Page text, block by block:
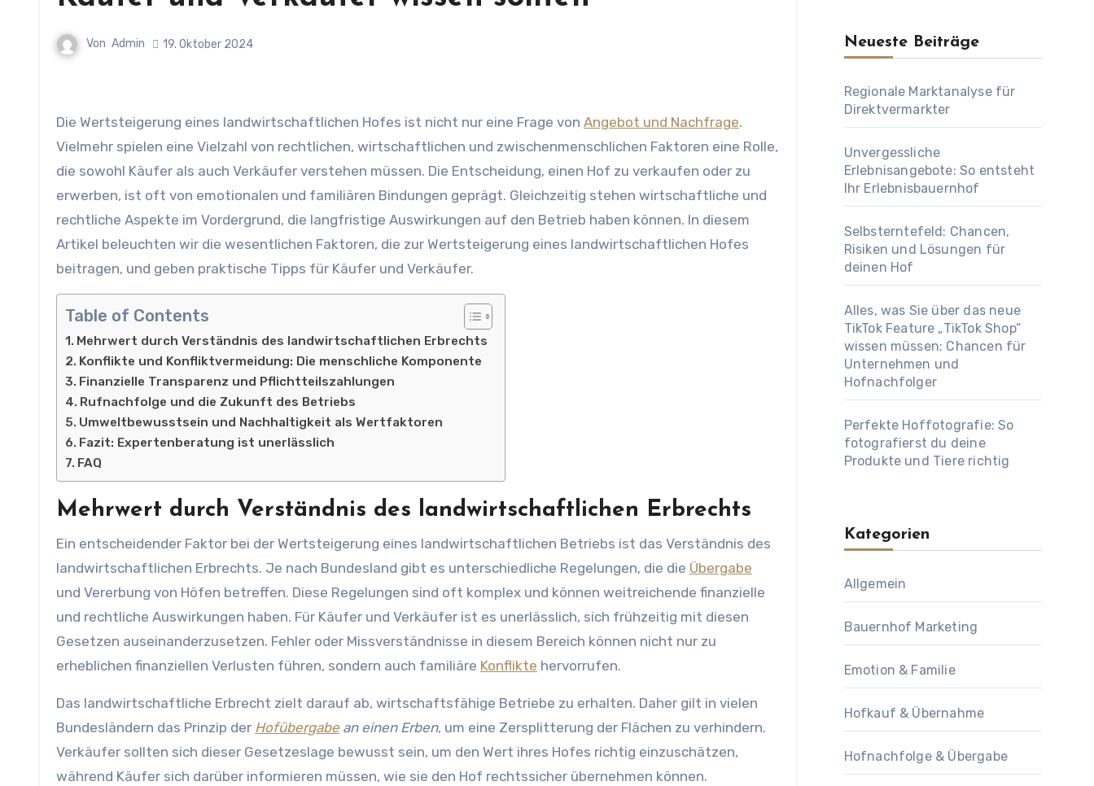
Von Admin 19. Oktober 2024
Die Wertsteigerung eines landwirtschaftlichen Hofes ist nicht nur eine Frage von Angebot und Nachfrage.
Vielmehr spielen eine Vielzahl von rechtlichen, wirtschaftlichen und zwischenmenschlichen Faktoren eine Rolle,
die sowohl Käufer als auch Verkäufer verstehen müssen. Die Entscheidung, einen Hof zu verkaufen oder zu
erwerben, ist oft von emotionalen und familiären Bindungen geprägt. Gleichzeitig stehen wirtschaftliche und
rechtliche Aspekte im Vordergrund, die langfristige Auswirkungen auf den Betrieb haben können. In diesem
Artikel beleuchten wir die wesentlichen Faktoren, die zur Wertsteigerung eines landwirtschaftlichen Hofes
beitragen, und geben praktische Tipps für Käufer und Verkäufer.
Table of Contents
Mehrwert durch Verständnis des landwirtschaftlichen Erbrechts
Konflikte und Konfliktvermeidung: Die menschliche Komponente
Finanzielle Transparenz und Pflichtteilszahlungen
Rufnachfolge und die Zukunft des Betriebs
Umweltbewusstsein und Nachhaltigkeit als Wertfaktoren
Fazit: Expertenberatung ist unerlässlich
FAQ
Mehrwert durch Verständnis des landwirtschaftlichen Erbrechts
Ein entscheidender Faktor bei der Wertsteigerung eines landwirtschaftlichen Betriebs ist das Verständnis des
landwirtschaftlichen Erbrechts. Je nach Bundesland gibt es unterschiedliche Regelungen, die die Übergabe
und Vererbung von Höfen betreffen. Diese Regelungen sind oft komplex und können weitreichende finanzielle
und rechtliche Auswirkungen haben. Für Käufer und Verkäufer ist es unerlässlich, sich frühzeitig mit diesen
Gesetzen auseinanderzusetzen. Fehler oder Missverständnisse in diesem Bereich können nicht nur zu
erheblichen finanziellen Verlusten führen, sondern auch familiäre Konflikte hervorrufen.
Das landwirtschaftliche Erbrecht zielt darauf ab, wirtschaftsfähige Betriebe zu erhalten. Daher gilt in vielen
Bundesländern das Prinzip der Hofübergabe an einen Erben, um eine Zersplitterung der Flächen zu verhindern.
Verkäufer sollten sich dieser Gesetzeslage bewusst sein, um den Wert ihres Hofes richtig einzuschätzen,
während Käufer sich darüber informieren müssen, wie sie den Hof rechtssicher übernehmen können.
Neueste Beiträge
Regionale Marktanalyse für
Direktvermarkter
Unvergessliche
Erlebnisangebote: So entsteht
Ihr Erlebnisbauernhof
Selbsterntefeld: Chancen,
Risiken und Lösungen für
deinen Hof
Alles, was Sie über das neue
TikTok Feature „TikTok Shop“
wissen müssen: Chancen für
Unternehmen und
Hofnachfolger
Perfekte Hoffotografie: So
fotografierst du deine
Produkte und Tiere richtig
Kategorien
Allgemein
Bauernhof Marketing
Emotion & Familie
Hofkauf & Übernahme
Hofnachfolge & Übergabe